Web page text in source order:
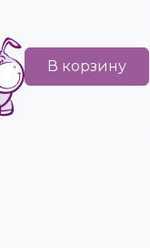
В корзину